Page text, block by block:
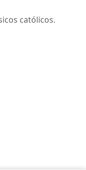
católicos.